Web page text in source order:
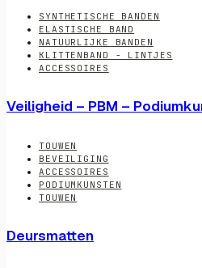
SYNTHETISCHE BANDEN
ELASTISCHE BAND
NATUURLIJKE BANDEN
KLITTENBAND - LINTJES
ACCESSOIRES
Veiligheid – PBM –
TOUWEN
BEVEILIGING
ACCESSOIRES
PODIUMKUNSTEN
TOUWEN
Deursmatten